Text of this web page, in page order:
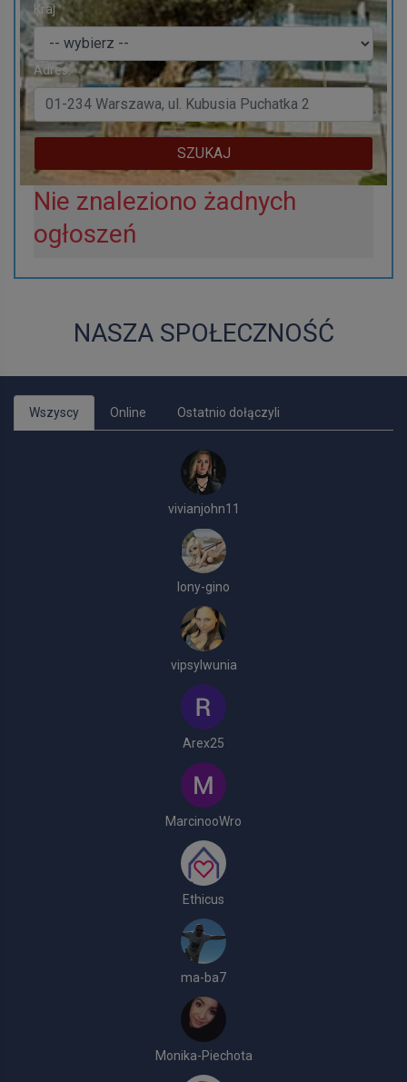
Kraj
Adres:
SZUKAJ
Nie znaleziono żadnych
ogłoszeń
NASZA SPOŁECZNOŚĆ
Wszyscy Online Ostatnio dołączyli
vivianjohn11
lony-gino
vipsylwunia
Arex25
MarcinooWro
Ethicus
ma-ba7
Monika-Piechota